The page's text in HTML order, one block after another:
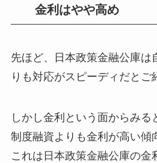
金利はやや高め
先ほど、日本政策金融公庫は
りも対応がスピーディだとご
しかし金利という面からみる
制度融資よりも金利が高い傾
これは日本政策金融公庫の金